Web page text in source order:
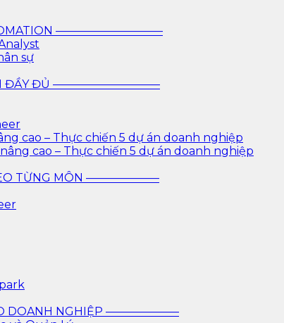
—————————–
sự
ĐẦY ĐỦ —————————–
cao – Thực chiến 5 dự án doanh nghiệp
cao – Thực chiến 5 dự án doanh nghiệp
TỪNG MÔN ——————–
DOANH NGHIỆP ——————–